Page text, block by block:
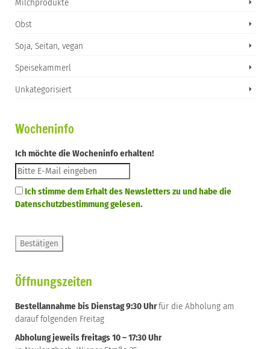
Milchprodukte
Obst
Soja, Seitan, vegan
Speisekammerl
Unkategorisiert
Wocheninfo
Ich möchte die Wocheninfo erhalten!
Ich stimme dem Erhalt des Newsletters zu und habe die
Datenschutzbestimmung gelesen.
Öffnungszeiten
Bestellannahme bis Dienstag 9:30 Uhrfür die Abholung am
darauf folgenden Freitag
Abholung jeweils freitags 10 – 17:30 Uhr